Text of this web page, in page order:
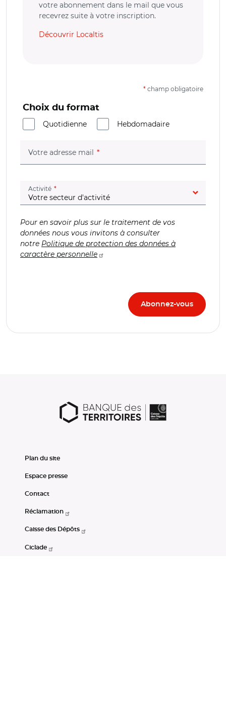
votre abonnement dans le mail que vous
recevrez suite à votre inscription.
Découvrir Localtis
* champ obligatoire
Choix du format
Quotidienne
Hebdomadaire
Votre adresse mail (champ obligatoire)
Activité (champ obligatoire)
Pour en savoir plus sur le traitement de vos
données nous vous invitons à consulter
notre Politique de protection des données à
caractère personnelle
Plan du site
Espace presse
Contact
Réclamation
Caisse des Dépôts
Ciclade